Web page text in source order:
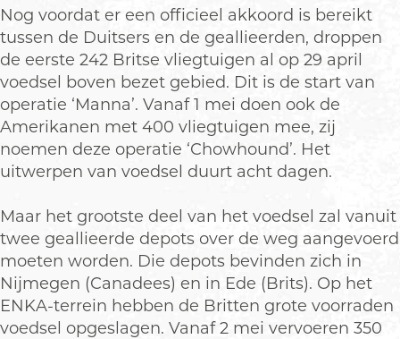
Nog voordat er een officieel akkoord is bereikt
tussen de Duitsers en de geallieerden, droppen
de eerste 242 Britse vliegtuigen al op 29 april
voedsel boven bezet gebied. Dit is de start van
operatie ‘Manna’. Vanaf 1 mei doen ook de
Amerikanen met 400 vliegtuigen mee, zij
noemen deze operatie ‘Chowhound’. Het
uitwerpen van voedsel duurt acht dagen.
Maar het grootste deel van het voedsel zal vanuit
twee geallieerde depots over de weg aangevoerd
moeten worden. Die depots bevinden zich in
Nijmegen (Canadees) en in Ede (Brits). Op het
ENKA-terrein hebben de Britten grote voorraden
voedsel opgeslagen. Vanaf 2 mei vervoeren 350